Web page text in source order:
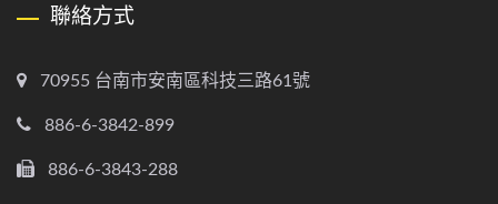
聯絡方式
70955 台南市安南區科技三路61號
886-6-3842-899
886-6-3843-288